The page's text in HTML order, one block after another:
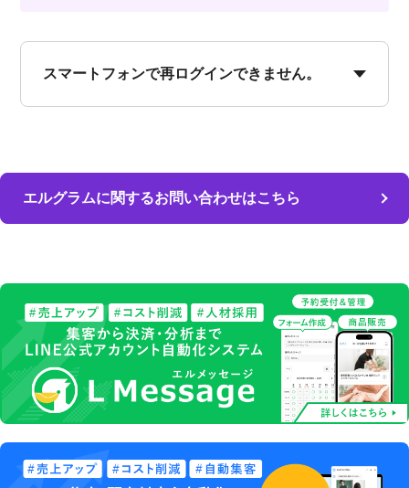
スマートフォンで再ログインできません。
エルグラムに関するお問い合わせはこちら